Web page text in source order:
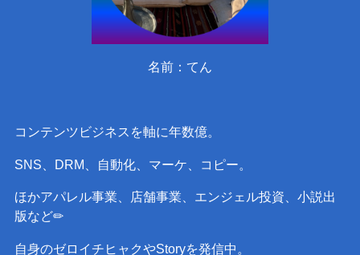
名前：てん
コンテンツビジネスを軸に年数億。
SNS、DRM、自動化、マーケ、コピー。
ほかアパレル事業、店舗事業、エンジェル投資、小説出
版など✏︎
自身のゼロイチヒャクやStoryを発信中。